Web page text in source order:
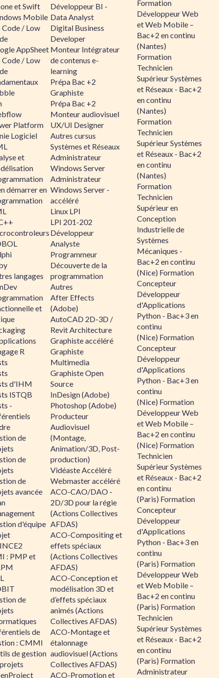
et Swift
Mobile
/ Low
AppSheet
/ Low
Platform
Logiciel
et
démarrer en
langages
et
R
d'IHM
ISTQB
-
de
de
de
avancée
d'équipe
: PMP et
de
de
: CMMI
de gestion
Développeur BI -
Data Analyst
Digital Business
Developer
Monteur Intégrateur
de contenus e-
learning
Prépa Bac +2
Graphiste
Prépa Bac +2
Monteur audiovisuel
UX/UI Designer
Autres cursus
Systèmes et Réseaux
Administrateur
Windows Server
Administrateur
Windows Server -
accéléré
Linux LPI
LPI 201-202
Développeur
Analyste
Programmeur
Découverte de la
programmation
Autres
After Effects
(Adobe)
AutoCAD 2D-3D /
Revit Architecture
Graphiste accéléré
Graphiste
Multimedia
Graphiste Open
Source
InDesign (Adobe)
Photoshop (Adobe)
Producteur
Audiovisuel
(Montage,
Animation/3D, Post-
production)
Vidéaste Accéléré
Webmaster accéléré
ACO-CAO/DAO -
2D/3D pour la régie
(Actions Collectives
AFDAS)
ACO-Compositing et
effets spéciaux
(Actions Collectives
AFDAS)
ACO-Conception et
modélisation 3D et
d’effets spéciaux
animés (Actions
Collectives AFDAS)
ACO-Montage et
étalonnage
audiovisuel (Actions
Collectives AFDAS)
ACO-Promotion et
Formation
Développeur Web
et Web Mobile –
Bac+2 en continu
(Nantes)
Formation
Technicien
Supérieur Systèmes
et Réseaux - Bac+2
en continu
(Nantes)
Formation
Technicien
Supérieur Systèmes
et Réseaux - Bac+2
en continu
(Nantes)
Formation
Technicien
Supérieur en
Conception
Industrielle de
Systèmes
Mécaniques -
Bac+2 en continu
(Nice) Formation
Concepteur
Développeur
d'Applications
Python - Bac+3 en
continu
(Nice) Formation
Concepteur
Développeur
d'Applications
Python - Bac+3 en
continu
(Nice) Formation
Développeur Web
et Web Mobile –
Bac+2 en continu
(Nice) Formation
Technicien
Supérieur Systèmes
et Réseaux - Bac+2
en continu
(Paris) Formation
Concepteur
Développeur
d'Applications
Python - Bac+3 en
continu
(Paris) Formation
Développeur Web
et Web Mobile –
Bac+2 en continu
(Paris) Formation
Technicien
Supérieur Systèmes
et Réseaux - Bac+2
en continu
(Paris) Formation
Administrateur